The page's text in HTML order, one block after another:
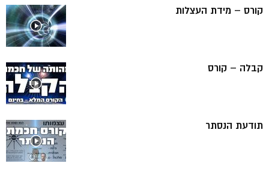
קורס – מידת העצלות
קבלה – קורס
תודעת הנסתר